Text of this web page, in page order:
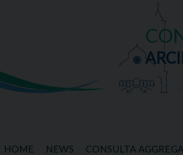
HOME NEWS CONSULTA